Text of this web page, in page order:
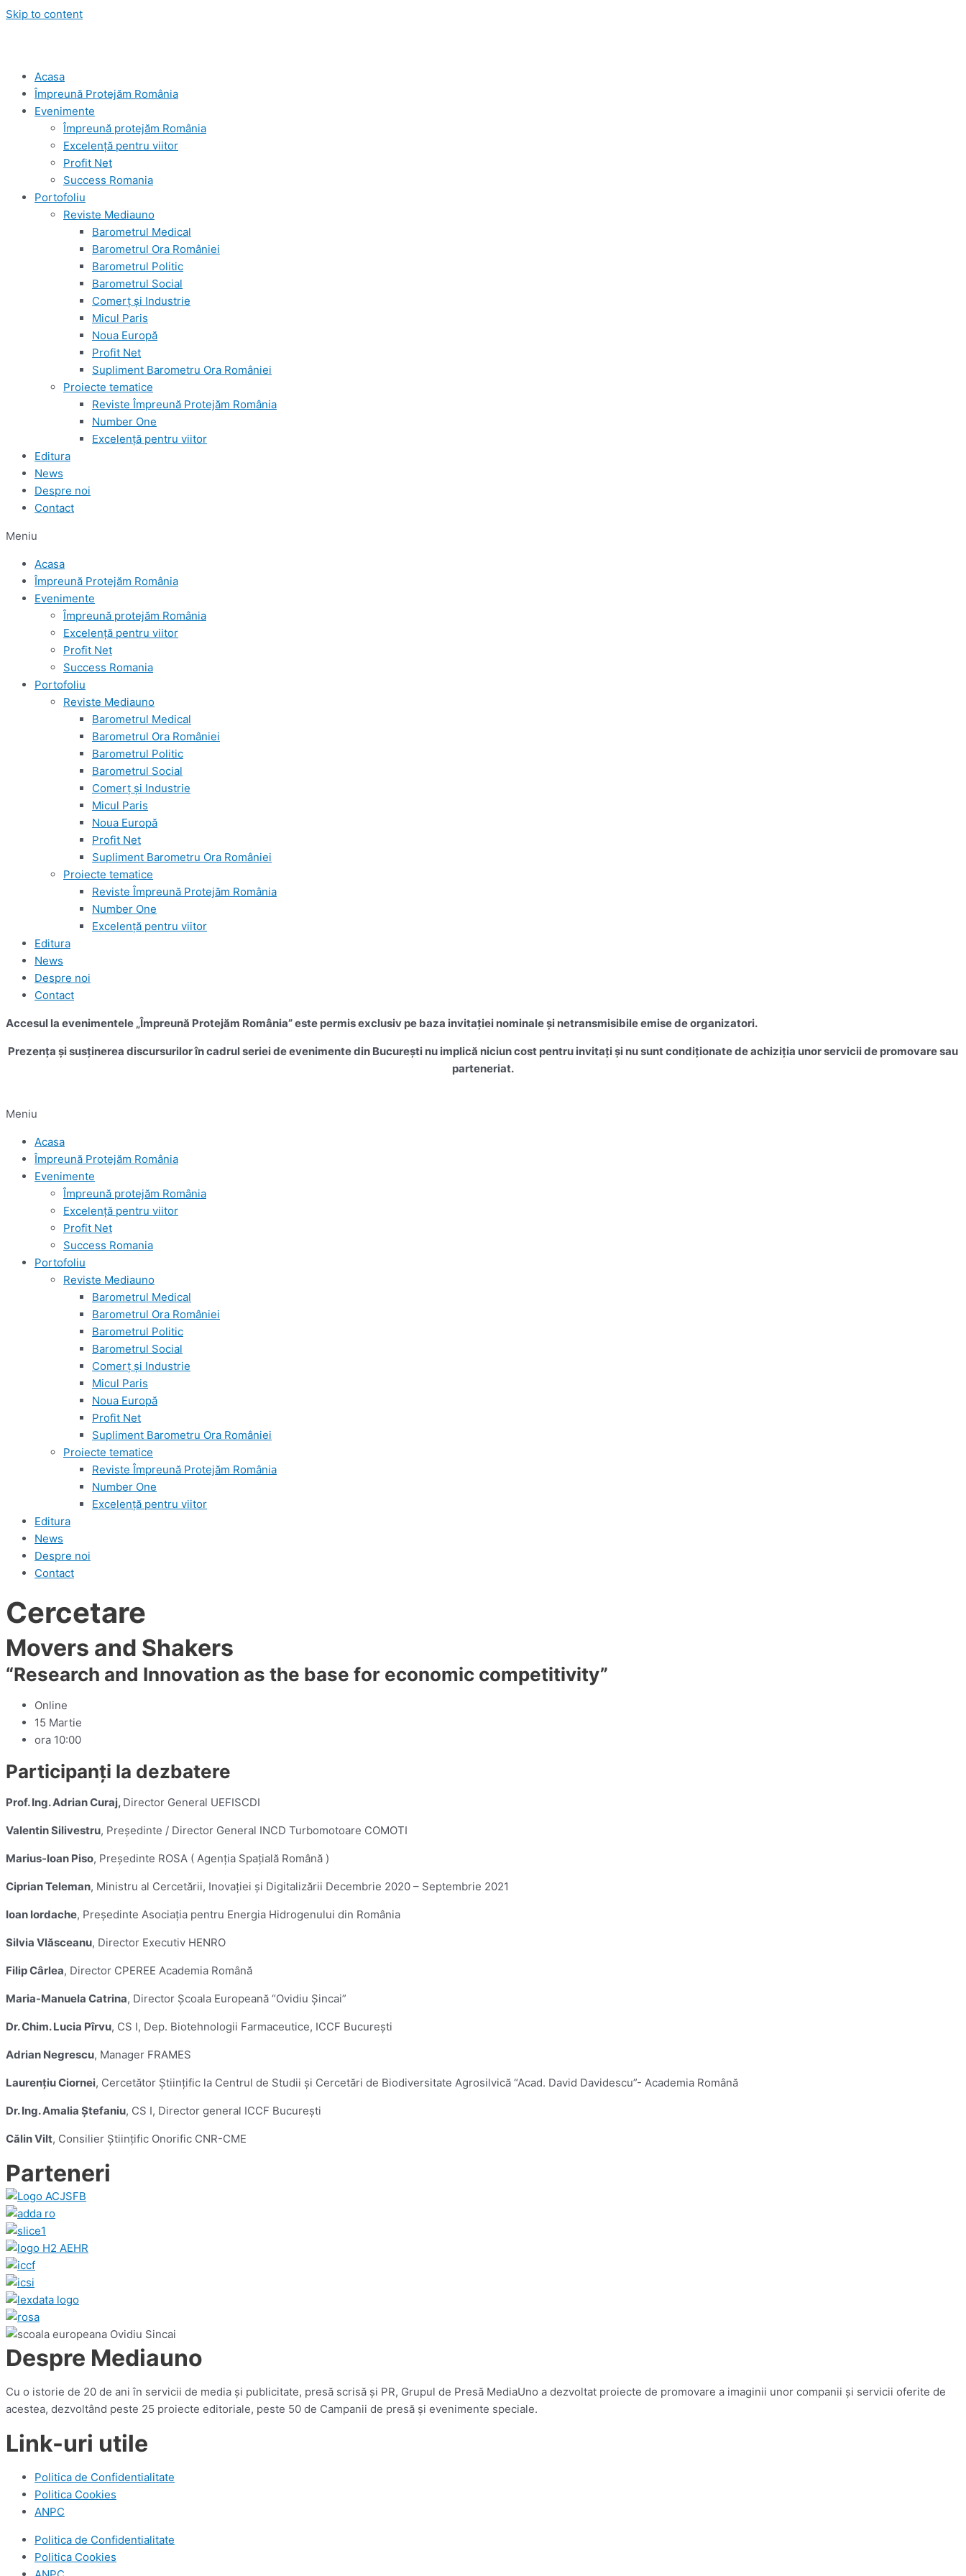
Skip to content
Acasa
Împreună Protejăm România
Evenimente
Împreună protejăm România
Excelență pentru viitor
Profit Net
Success Romania
Portofoliu
Reviste Mediauno
Barometrul Medical
Barometrul Ora României
Barometrul Politic
Barometrul Social
Comerț și Industrie
Micul Paris
Noua Europă
Profit Net
Supliment Barometru Ora României
Proiecte tematice
Reviste Împreună Protejăm România
Number One
Excelență pentru viitor
Editura
News
Despre noi
Contact
Meniu
Acasa
Împreună Protejăm România
Evenimente
Împreună protejăm România
Excelență pentru viitor
Profit Net
Success Romania
Portofoliu
Reviste Mediauno
Barometrul Medical
Barometrul Ora României
Barometrul Politic
Barometrul Social
Comerț și Industrie
Micul Paris
Noua Europă
Profit Net
Supliment Barometru Ora României
Proiecte tematice
Reviste Împreună Protejăm România
Number One
Excelență pentru viitor
Editura
News
Despre noi
Contact
Accesul la evenimentele „Împreună Protejăm România” este permis exclusiv pe baza invitației nominale și netransmisibile emise de organizatori.
Prezența și susținerea discursurilor în cadrul seriei de evenimente din București nu implică niciun cost pentru invitați și nu sunt condiționate de achiziția unor servicii de promovare sau
parteneriat.
Meniu
Acasa
Împreună Protejăm România
Evenimente
Împreună protejăm România
Excelență pentru viitor
Profit Net
Success Romania
Portofoliu
Reviste Mediauno
Barometrul Medical
Barometrul Ora României
Barometrul Politic
Barometrul Social
Comerț și Industrie
Micul Paris
Noua Europă
Profit Net
Supliment Barometru Ora României
Proiecte tematice
Reviste Împreună Protejăm România
Number One
Excelență pentru viitor
Editura
News
Despre noi
Contact
Cercetare
Movers and Shakers
“Research and Innovation as the base for economic competitivity”
Online
15 Martie
ora 10:00
Participanți la dezbatere
Prof. Ing. Adrian Curaj, Director General UEFISCDI
Valentin Silivestru, Președinte / Director General INCD Turbomotoare COMOTI
Marius-Ioan Piso, Președinte ROSA ( Agenția Spațială Română )
Ciprian Teleman, Ministru al Cercetării, Inovației şi Digitalizării Decembrie 2020 – Septembrie 2021
Ioan Iordache, Președinte Asociația pentru Energia Hidrogenului din România
Silvia Vlăsceanu, Director Executiv HENRO
Filip Cârlea, Director CPEREE Academia Română
Maria-Manuela Catrina, Director Școala Europeană “Ovidiu Şincai”
Dr. Chim. Lucia Pîrvu, CS I, Dep. Biotehnologii Farmaceutice, ICCF București
Adrian Negrescu, Manager FRAMES
Laurenţiu Ciornei, Cercetător Științific la Centrul de Studii și Cercetări de Biodiversitate Agrosilvică “Acad. David Davidescu”- Academia Română
Dr. Ing. Amalia Ștefaniu, CS I, Director general ICCF București
Călin Vilt, Consilier Științific Onorific CNR-CME
Parteneri
Despre Mediauno
Cu o istorie de 20 de ani în servicii de media și publicitate, presă scrisă și PR, Grupul de Presă MediaUno a dezvoltat proiecte de promovare a imaginii unor companii și servicii oferite de
acestea, dezvoltând peste 25 proiecte editoriale, peste 50 de Campanii de presă și evenimente speciale.
Link-uri utile
Politica de Confidentialitate
Politica Cookies
ANPC
Politica de Confidentialitate
Politica Cookies